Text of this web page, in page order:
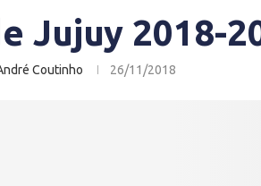
Jujuy 2018-
Coutinho 26/11/2018